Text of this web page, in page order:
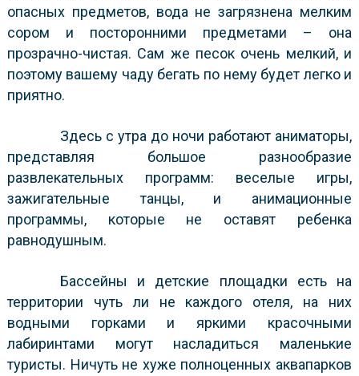
опасных предметов, вода не загрязнена мелким
сором и посторонними предметами – она
прозрачно-чистая. Сам же песок очень мелкий, и
поэтому вашему чаду бегать по нему будет легко и
приятно.
Здесь с утра до ночи работают аниматоры,
представляя большое разнообразие
развлекательных программ: веселые игры,
зажигательные танцы, и анимационные
программы, которые не оставят ребенка
равнодушным.
Бассейны и детские площадки есть на
территории чуть ли не каждого отеля, на них
водными горками и яркими красочными
лабиринтами могут насладиться маленькие
туристы. Ничуть не хуже полноценных аквапарков